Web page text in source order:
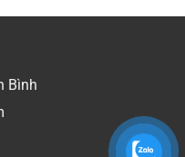
Bình